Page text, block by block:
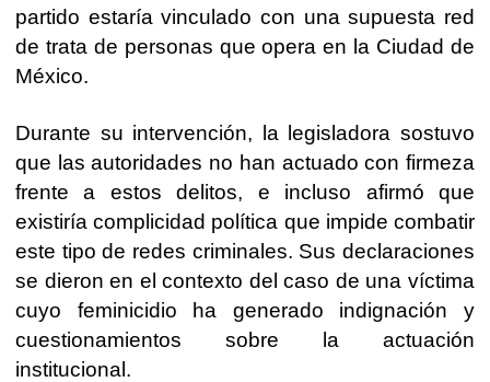
partido estaría vinculado con una supuesta red
de trata de personas que opera en la Ciudad de
México.
Durante su intervención, la legisladora sostuvo
que las autoridades no han actuado con firmeza
frente a estos delitos, e incluso afirmó que
existiría complicidad política que impide combatir
este tipo de redes criminales. Sus declaraciones
se dieron en el contexto del caso de una víctima
cuyo feminicidio ha generado indignación y
cuestionamientos sobre la actuación
institucional.